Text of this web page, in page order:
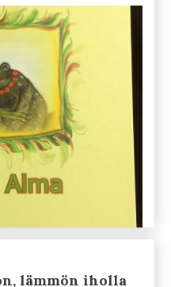
lämmön iholla